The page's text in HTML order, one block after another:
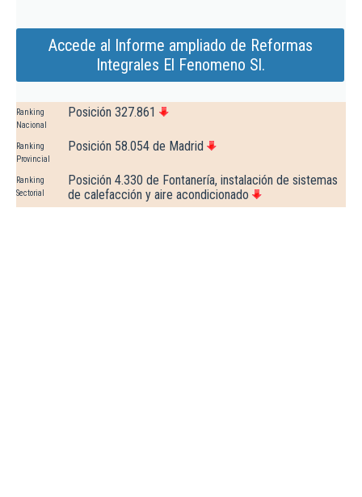
Accede al Informe ampliado de Reformas
Integrales El Fenomeno Sl.
Ranking
Nacional
Posición 327.861
Ranking
Provincial
Posición 58.054 de Madrid
Ranking
Sectorial
Posición 4.330 de Fontanería, instalación de sistemas
de calefacción y aire acondicionado